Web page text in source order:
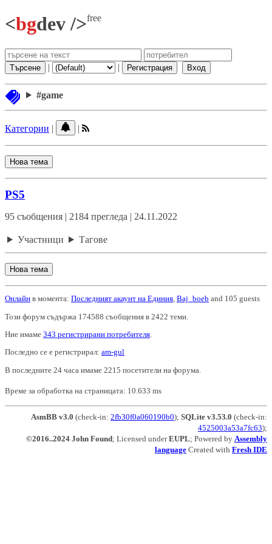
<bgdev />free
Търсене | | Регистрация Вход
#game
Категории | |
Нова тема
PS5
95 съобщения | 2184 прегледа | 24.11.2022
Участници Тагове
Нова тема
Онлайн в момента: Последният акаунт на Единия, Baj_boeb and 105 guests
Този форум съдържа 174588 съобщения в 2422 теми.
Ние имаме 343 регистрирани потребителя
Последно се е регистрирал: am-gul
В последните 24 часа имаме 2215 посетители на форума.
Време за обработка на страницата: 10.633 ms
AsmBB v3.0 (check-in: 2fb30f0a060190b0); SQLite v3.53.0 (check-in:
4525003a53a7fc63);
©2016..2024 John Found; Licensed underEUPL; Powered by Assembly
language Created with Fresh IDE